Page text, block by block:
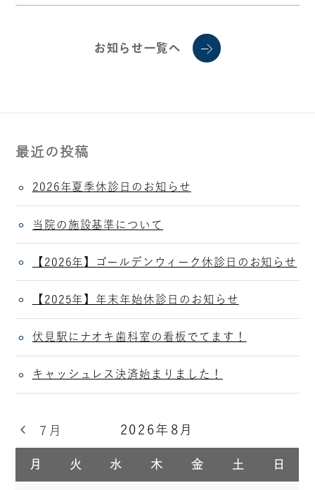
お知らせ一覧へ
最近の投稿
2026年夏季休診日のお知らせ
当院の施設基準について
【2026年】ゴールデンウィーク休診日のお知らせ
【2025年】年末年始休診日のお知らせ
伏見駅にナオキ歯科室の看板でてます！
キャッシュレス決済始まりました！
2026年8月
月 火 水 木 金 土 日
7月